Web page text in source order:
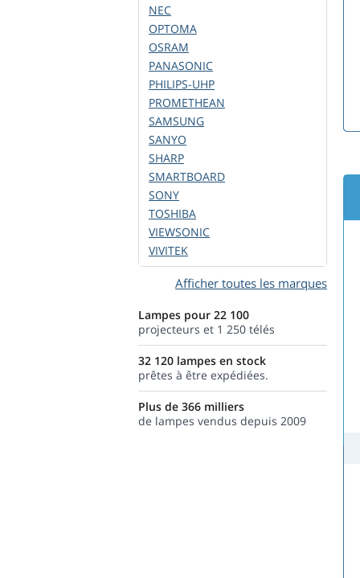
NEC
OPTOMA
OSRAM
PANASONIC
PHILIPS-UHP
PROMETHEAN
SAMSUNG
SANYO
SHARP
SMARTBOARD
SONY
TOSHIBA
VIEWSONIC
VIVITEK
Afficher toutes les marques
Lampes pour 22 100
projecteurs et 1 250 télés
32 120 lampes en stock
prêtes à être expédiées.
Plus de 366 milliers
de lampes vendus depuis 2009